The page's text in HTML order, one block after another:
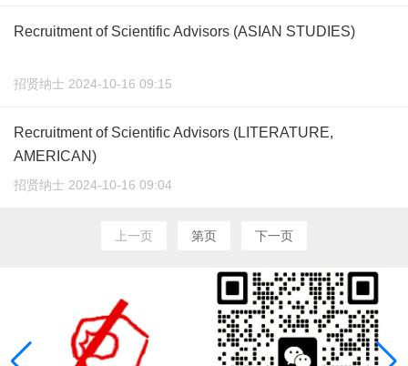
Recruitment of Scientific Advisors (ASIAN STUDIES)
招贤纳士 2024-10-16 09:15
Recruitment of Scientific Advisors (LITERATURE,
AMERICAN)
招贤纳士 2024-10-16 09:04
上一页 第页 下一页